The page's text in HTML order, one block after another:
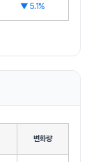
▼ 5.1%
변화량